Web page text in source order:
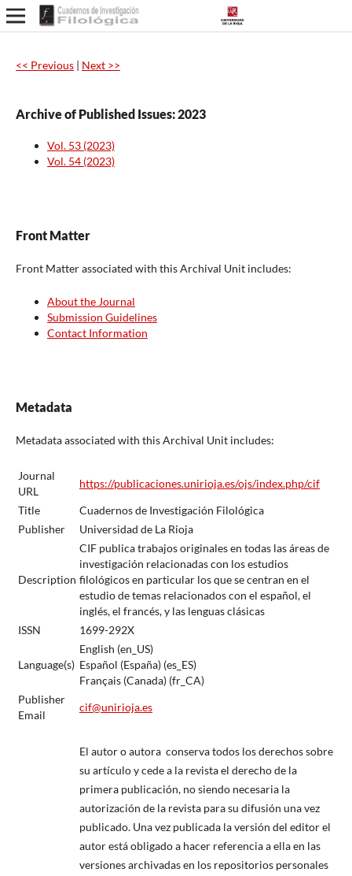
<< Previous| Next >>
Archive of Published Issues: 2023
Vol. 53 (2023)
Vol. 54 (2023)
Front Matter
Front Matter associated with this Archival Unit includes:
About the Journal
Submission Guidelines
Contact Information
Metadata
Metadata associated with this Archival Unit includes:
Journal
URL
https://publicaciones.unirioja.es/ojs/index.php/cif
Title
Cuadernos de Investigación Filológica
Publisher
Universidad de La Rioja
Description
CIF publica trabajos originales en todas las áreas de
investigación relacionadas con los estudios
filológicos en particular los que se centran en el
estudio de temas relacionados con el español, el
inglés, el francés, y las lenguas clásicas
ISSN
1699-292X
Language(s)
English (en_US)
Español (España) (es_ES)
Français (Canada) (fr_CA)
Publisher
Email
cif@unirioja.es
El autor o autora conserva todos los derechos sobre
su artículo y cede a la revista el derecho de la
primera publicación, no siendo necesaria la
autorización de la revista para su difusión una vez
publicado. Una vez publicada la versión del editor el
autor está obligado a hacer referencia a ella en las
versiones archivadas en los repositorios personales